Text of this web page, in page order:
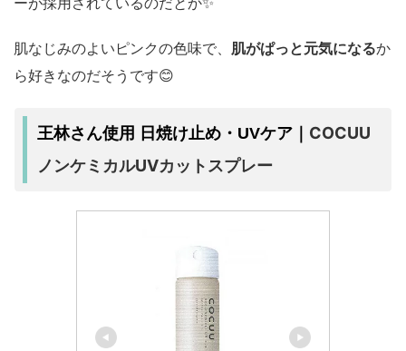
肌なじみのよいピンクの色味で、 肌がぱっと元気になるか
ら好きなのだそうです😊
王林さん使用 日焼け止め・UVケア｜ COCUU
ノンケミカルUVカットスプレー